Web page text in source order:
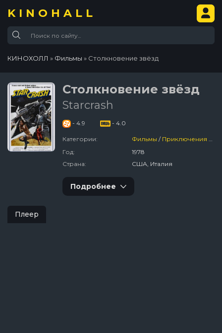
KINOHALL
КИНОХОЛЛ » Фильмы » Столкновение звёзд
Столкновение звёзд
Starcrash
- 4.9 - 4.0
Категории: Фильмы / Приключения /
Год:
1978
Страна:
США, Италия
Подробнее
Плеер